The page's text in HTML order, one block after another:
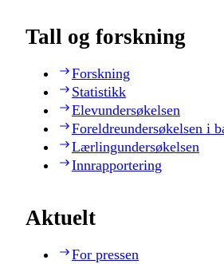
Tall og forskning
Forskning
Statistikk
Elevundersøkelsen
Foreldreundersøkelsen i
Lærlingundersøkelsen
Innrapportering
Aktuelt
For pressen